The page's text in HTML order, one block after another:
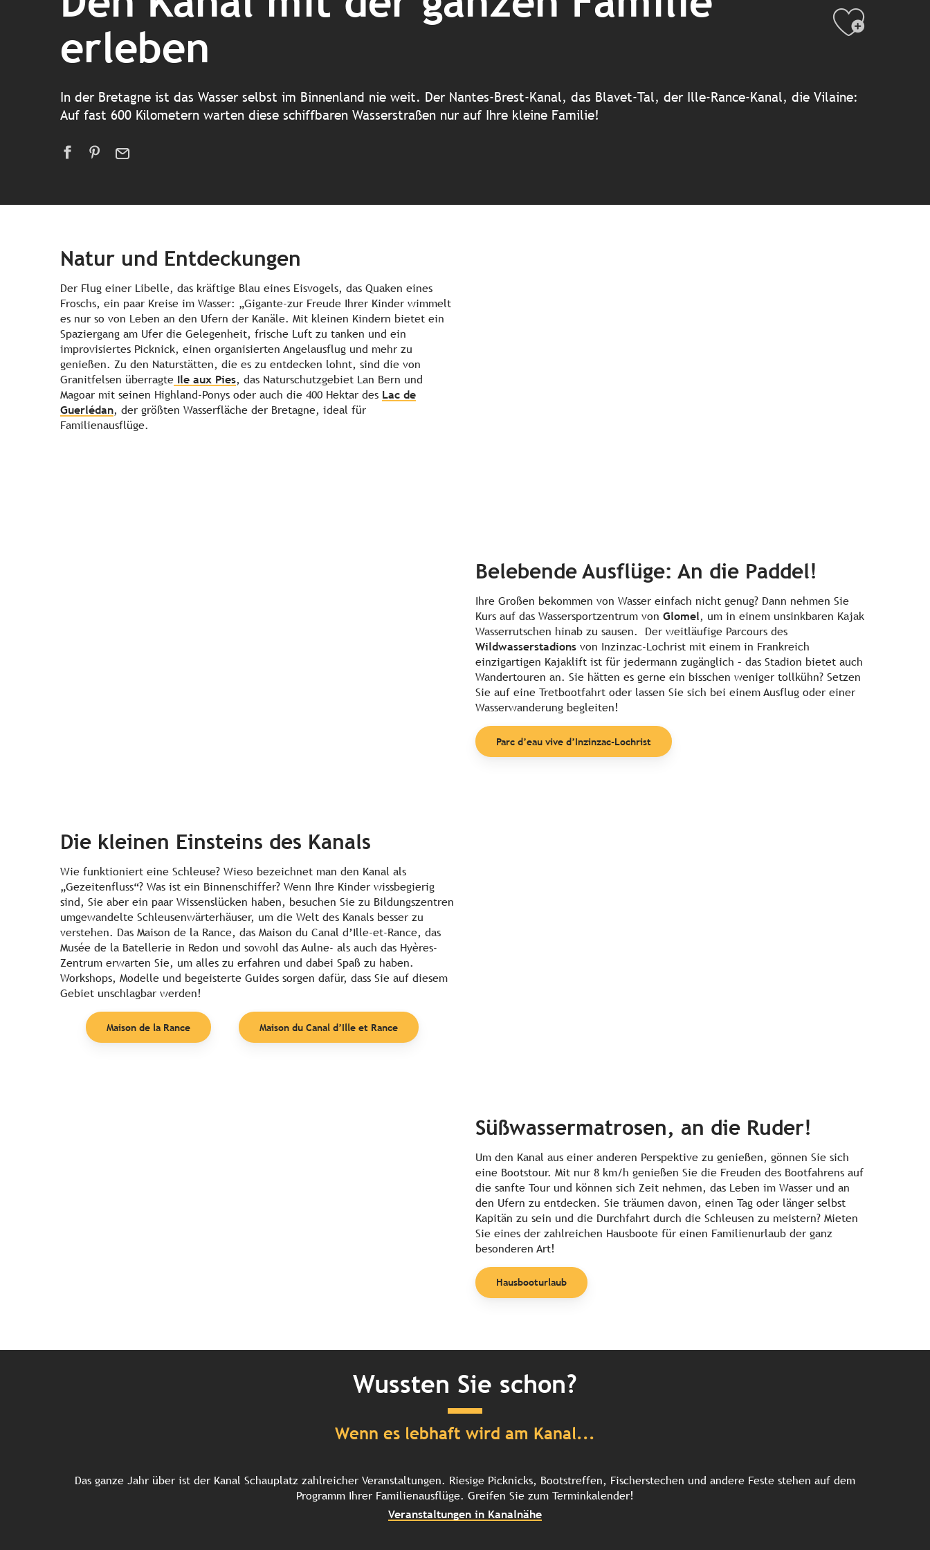
erleben
In der Bretagne ist das Wasser selbst im Binnenland nie weit. Der Nantes-Brest-Kanal, das Blavet-Tal, der Ille-Rance-Kanal, die Vilaine:
Auf fast 600 Kilometern warten diese schiffbaren Wasserstraßen nur auf Ihre kleine Familie!
Natur und Entdeckungen
Der Flug einer Libelle, das kräftige Blau eines Eisvogels, das Quaken eines
Froschs, ein paar Kreise im Wasser: „Gigante-zur Freude Ihrer Kinder wimmelt
es nur so von Leben an den Ufern der Kanäle. Mit kleinen Kindern bietet ein
Spaziergang am Ufer die Gelegenheit, frische Luft zu tanken und ein
improvisiertes Picknick, einen organisierten Angelausflug und mehr zu
genießen. Zu den Naturstätten, die es zu entdecken lohnt, sind die von
Granitfelsen überragte Ile aux Pies, das Naturschutzgebiet Lan Bern und
Magoar mit seinen Highland-Ponys oder auch die 400 Hektar des Lac de
Guerlédan, der größten Wasserfläche der Bretagne, ideal für
Familienausflüge.
Belebende Ausflüge: An die Paddel!
Ihre Großen bekommen von Wasser einfach nicht genug? Dann nehmen Sie
Kurs auf das Wassersportzentrum von Glomel, um in einem unsinkbaren Kajak
Wasserrutschen hinab zu sausen. Der weitläufige Parcours des
Wildwasserstadions von Inzinzac-Lochrist mit einem in Frankreich
einzigartigen Kajaklift ist für jedermann zugänglich – das Stadion bietet auch
Wandertouren an. Sie hätten es gerne ein bisschen weniger tollkühn? Setzen
Sie auf eine Tretbootfahrt oder lassen Sie sich bei einem Ausflug oder einer
Wasserwanderung begleiten!
Parc d’eau vive d’Inzinzac-Lochrist
Die kleinen Einsteins des Kanals
Wie funktioniert eine Schleuse? Wieso bezeichnet man den Kanal als
„Gezeitenfluss“? Was ist ein Binnenschiffer? Wenn Ihre Kinder wissbegierig
sind, Sie aber ein paar Wissenslücken haben, besuchen Sie zu Bildungszentren
umgewandelte Schleusenwärterhäuser, um die Welt des Kanals besser zu
verstehen. Das Maison de la Rance, das Maison du Canal d’Ille-et-Rance, das
Musée de la Batellerie in Redon und sowohl das Aulne- als auch das Hyères-
Zentrum erwarten Sie, um alles zu erfahren und dabei Spaß zu haben.
Workshops, Modelle und begeisterte Guides sorgen dafür, dass Sie auf diesem
Gebiet unschlagbar werden!
Maison de la Rance Maison du Canal d’Ille et Rance
Süßwassermatrosen, an die Ruder!
Um den Kanal aus einer anderen Perspektive zu genießen, gönnen Sie sich
eine Bootstour. Mit nur 8 km/h genießen Sie die Freuden des Bootfahrens auf
die sanfte Tour und können sich Zeit nehmen, das Leben im Wasser und an
den Ufern zu entdecken. Sie träumen davon, einen Tag oder länger selbst
Kapitän zu sein und die Durchfahrt durch die Schleusen zu meistern? Mieten
Sie eines der zahlreichen Hausboote für einen Familienurlaub der ganz
besonderen Art!
Hausbooturlaub
Wussten Sie schon?
Wenn es lebhaft wird am Kanal...
Das ganze Jahr über ist der Kanal Schauplatz zahlreicher Veranstaltungen. Riesige Picknicks, Bootstreffen, Fischerstechen und andere Feste stehen auf dem
Programm Ihrer Familienausflüge. Greifen Sie zum Terminkalender!
Veranstaltungen in Kanalnähe